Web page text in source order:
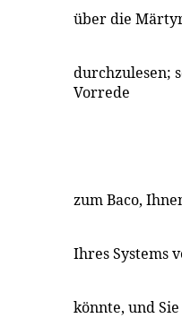
über die
durchzulesen;
Vorrede
zum Baco,
Ihres Systems
könnte, und